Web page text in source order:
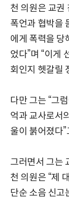
천 의원은 교권
폭언과 협박을
에게 폭력을 당
었다”며 “이게
회인지 헷갈릴
다만 그는 “그
억과 교사로서
울이 붉어졌다
그러면서 그는
천 의원은 “제
단순 소음 신고